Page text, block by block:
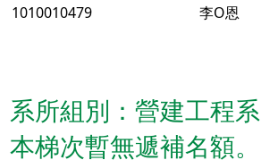
1010010479 李O恩
系所組別：營建工程系
本梯次暫無遞補名額。